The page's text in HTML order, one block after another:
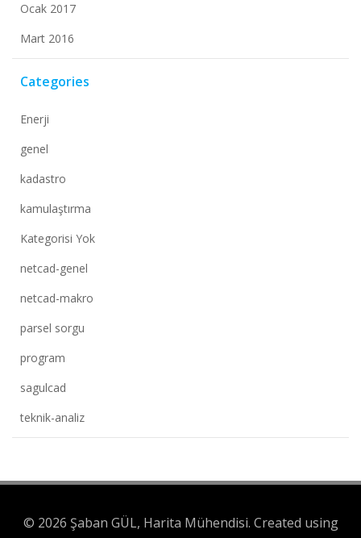
Ocak 2017
Mart 2016
Categories
Enerji
genel
kadastro
kamulaştırma
Kategorisi Yok
netcad-genel
netcad-makro
parsel sorgu
program
sagulcad
teknik-analiz
© 2026 Şaban GÜL, Harita Mühendisi. Created using